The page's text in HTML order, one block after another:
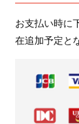
お支払い時に
在追加予定と